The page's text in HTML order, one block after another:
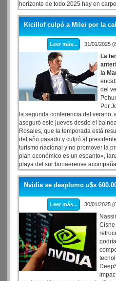
horizonte de todo 2025 hay en
de las empresas. Los incrementos
constante en el gobierno de Javier
de una larga serie de resoluciones
está en la órbita del ministro de
Kicillof culpó a Milei por la
Leer más... 31/01/
La
la
del
Por
la segunda conferencia del verano,
aseguró este jueves desde el
Rosales, que la temporada está
del año pasado y culpó al
turismo nacional y no promover la
plan económico es un espanto»,
playa del sur bonaerense
Producción, Augusto Costa; su par
intendente anfitrión, Rodrigo
Arroyos con representantes de
región.
Nvidia se desplomo u$s
Leer más... 30/01/
Cisne